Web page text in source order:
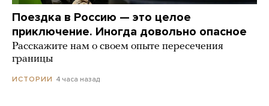
Поездка в Россию — это целое
приключение. Иногда довольно опасное
Расскажите нам о своем опыте пересечения
границы
ИСТОРИИ 4 часа назад